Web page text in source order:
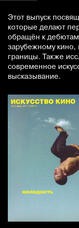
Этот выпуск
которые делают
обращён к дебютам
зарубежному
границы. Также
современное
высказывание.